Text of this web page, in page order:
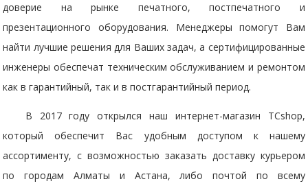
доверие на рынке печатного, постпечатного и
презентационного оборудования. Менеджеры помогут Вам
найти лучшие решения для Ваших задач, а сертифицированные
инженеры обеспечат техническим обслуживанием и ремонтом
как в гарантийный, так и в постгарантийный период.
В 2017 году открылся наш интернет-магазин TCshop,
который обеспечит Вас удобным доступом к нашему
ассортименту, с возможностью заказать доставку курьером
по городам Алматы и Астана, либо почтой по всему